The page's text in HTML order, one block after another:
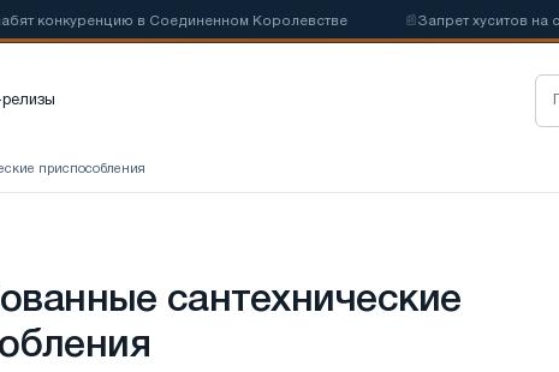
конкуренцию в Соединенном Королевстве Запрет хуситов на
релизы
приспособления
сантехнические